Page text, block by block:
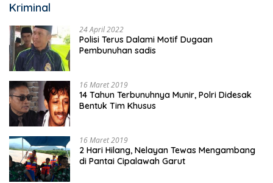
Kriminal
24 April 2022
Polisi Terus Dalami Motif Dugaan
Pembunuhan sadis
16 Maret 2019
14 Tahun Terbunuhnya Munir, Polri Didesak
Bentuk Tim Khusus
16 Maret 2019
2 Hari Hilang, Nelayan Tewas Mengambang
di Pantai Cipalawah Garut